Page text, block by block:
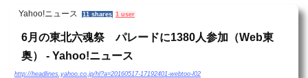
Yahoo!ニュース 11 shares 1 user
6月の東北六魂祭 パレードに1380人参加（Web東
奥） - Yahoo!ニュース
http://headlines.yahoo.co.jp/hl?a=20160517-17192401-webtoo-l02